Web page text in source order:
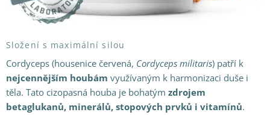
Složení s maximální silou
Cordyceps (housenice červená, Cordyceps militaris) patří k
nejcennějším houbám využívaným k harmonizaci duše i
těla. Tato cizopasná houba je bohatým zdrojem
betaglukanů, minerálů, stopových prvků i vitamínů.